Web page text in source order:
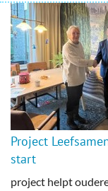
Project
start
project helpt